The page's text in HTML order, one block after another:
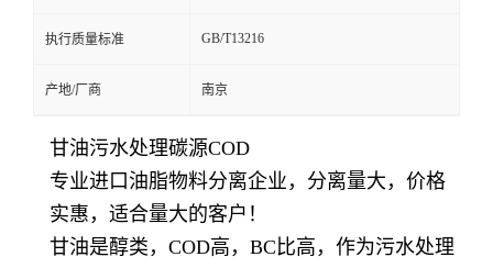
执行质量标准 GB/T13216
产地/厂商 南京
甘油污水处理碳源COD
专业进口油脂物料分离企业，分离量大，价格
实惠，适合量大的客户！
甘油是醇类，COD高，BC比高，作为污水处理